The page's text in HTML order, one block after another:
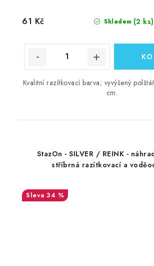
Skladem (2 ks)
61 Kč
Kvalitní razítkovací barva; vyvýšený
cm.
StazOn - SILVER / REINK -
stříbrná razítkovací a
34 %